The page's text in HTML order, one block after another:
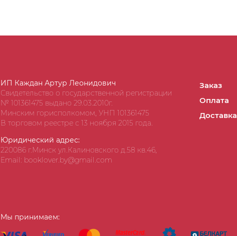
ИП Каждан Артур Леонидович
Свидетельство о государственной регистрации
№ 101361475 выдано 29.03.2010г.
Минским горисполкомом, УНП 101361475
В торговом реестре с 13 ноября 2015 года.
Юридический адрес:
220086 г.Минск ул.Калиновского д.58 кв.46,
Email: booklover.by@gmail.com
Заказ
Оплата
Доставка
Мы принимаем: